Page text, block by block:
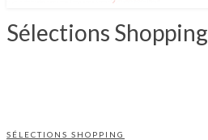
Sélections Shopping
SÉLECTIONS SHOPPING